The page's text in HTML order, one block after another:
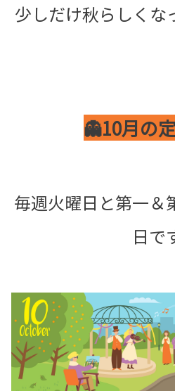
少しだけ秋らしくな
👻10月の
毎週火曜日と第一＆
日で